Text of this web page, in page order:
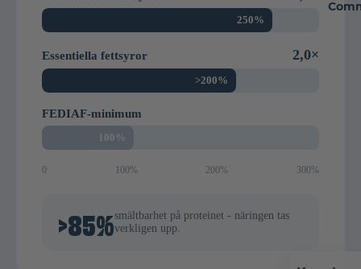
250%
Essentiella fettsyror 2,0×
>200%
FEDIAF-minimum
100%
0 100% 200% 300%
>85%smältbarhet på proteinet - näringen tas
verkligen upp.